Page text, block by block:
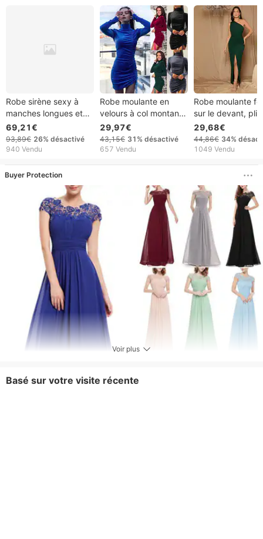
Robe sirène sexy à
manches longues et
imprimé doré, inspirée
de la mode
européenne et
femmes Voya Voya
69,21€
93,89€ 26% désactivé
940 Vendu
Robe moulante en
velours à col montant
et manches longues
pour femme, collection
automne-hiver 2025
29,97€
43,15€ 31% désactivé
657 Vendu
Robe moulante
sur le devant,
et à épaules
collection
été 2025, fusion
29,68€
44,86€ 34%
1049 Vendu
Buyer Protection
Voir plus
Basé sur votre visite récente